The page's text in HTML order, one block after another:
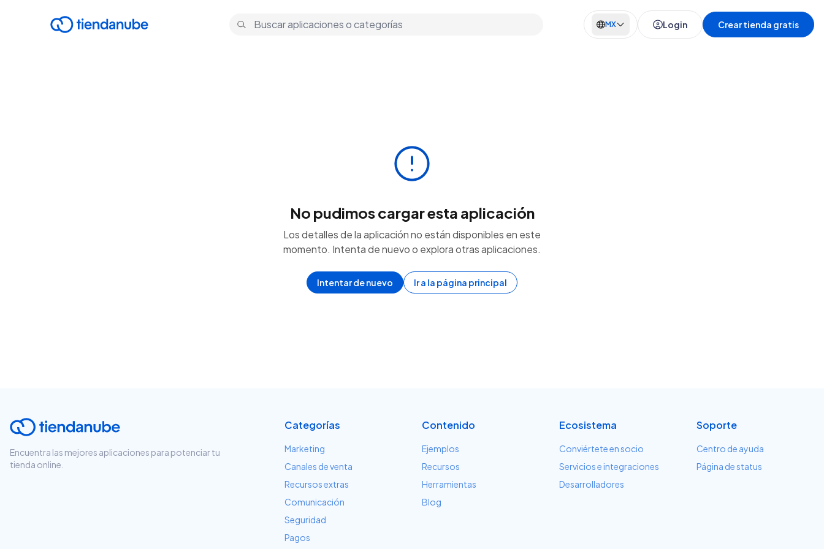
MX Login Crear tienda gratis
No pudimos cargar esta aplicación
Los detalles de la aplicación no están disponibles en este
momento. Intenta de nuevo o explora otras aplicaciones.
Intentar de nuevo Ir a la página principal
Encuentra las mejores aplicaciones para potenciar tu
tienda online.
Categorías
Marketing
Canales de venta
Recursos extras
Comunicación
Seguridad
Pagos
Contenido
Ejemplos
Recursos
Herramientas
Blog
Ecosistema
Conviértete en socio
Servicios e integraciones
Desarrolladores
Soporte
Centro de ayuda
Página de status